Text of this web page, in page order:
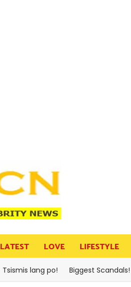
LATEST LOVE LIFESTYLE
Tsismis lang po! Biggest Scandals!